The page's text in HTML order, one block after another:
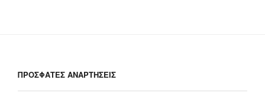
ΠΡΟΣΦΑΤΕΣ ΑΝΑΡΤΗΣΕΙΣ